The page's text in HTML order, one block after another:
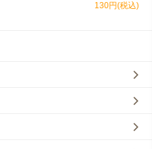
130円(税込)